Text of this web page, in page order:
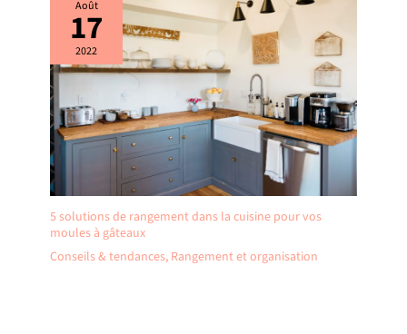
Août
17
2022
5 solutions de rangement dans la cuisine pour vos
moules à gâteaux
Conseils & tendances, Rangement et organisation